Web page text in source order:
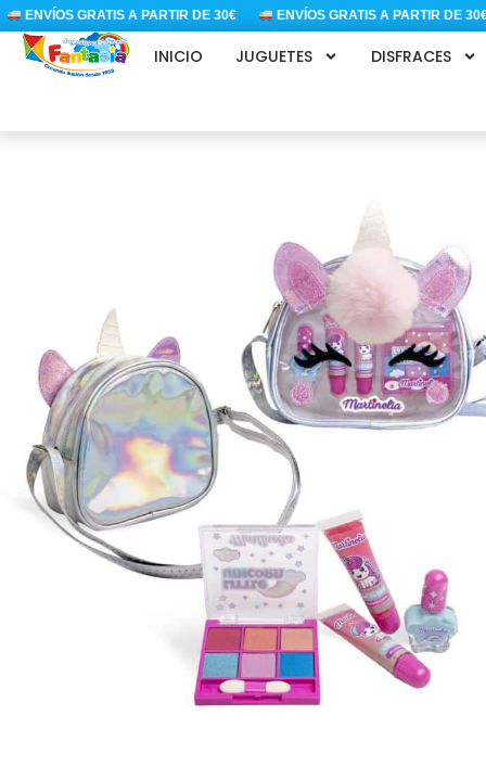
Ir
contenido
ENVÍOS GRATIS A PARTIR DE 30€ ENVÍOS GRATIS A PARTIR DE 30€
INICIO JUGUETES DISFRACES